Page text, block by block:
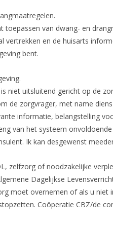
toepassen van dwang- en
vertrekken en de huisarts
bent.
niet uitsluitend gericht op de
de zorgvrager, met name
informatie, belangstelling
van het systeem
Ik kan desgewenst
zelfzorg of noodzakelijke
Dagelijkse
moet overnemen of als u
Coöperatie CBZ/de